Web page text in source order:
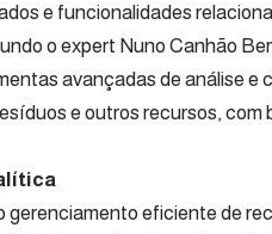
e funcionalidades
o expert Nuno Canhão
avançadas de análise e
e outros recursos, com
gerenciamento eficiente de